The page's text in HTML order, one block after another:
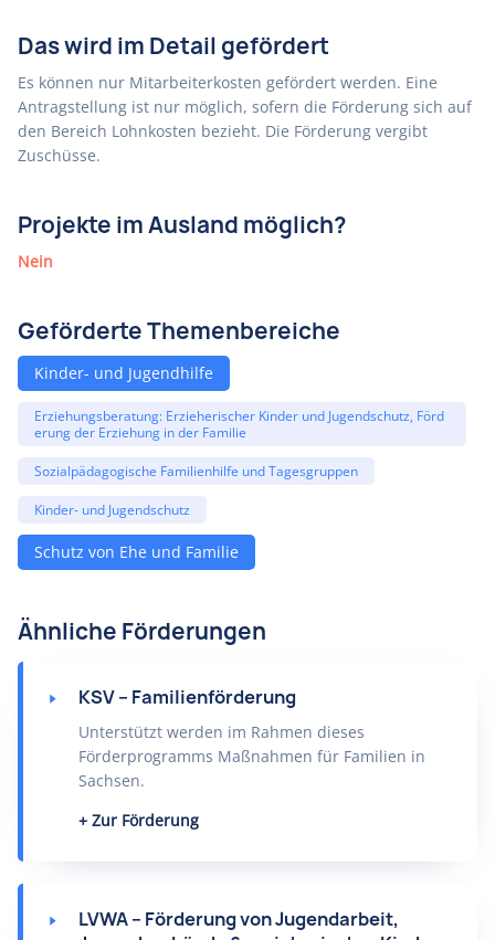
Das wird im Detail gefördert
Es können nur Mitarbeiterkosten gefördert werden. Eine
Antragstellung ist nur möglich, sofern die Förderung sich auf
den Bereich Lohnkosten bezieht. Die Förderung vergibt
Zuschüsse.
Projekte im Ausland möglich?
Nein
Geförderte Themenbereiche
Kinder- und Jugendhilfe
Erziehungsberatung: Erzieherischer Kinder und Jugendschutz, Förd
erung der Erziehung in der Familie
Sozialpädagogische Familienhilfe und Tagesgruppen
Kinder- und Jugendschutz
Schutz von Ehe und Familie
Ähnliche Förderungen
KSV – Familienförderung
Unterstützt werden im Rahmen dieses
Förderprogramms Maßnahmen für Familien in
Sachsen.
Zur Förderung
LVWA – Förderung von Jugendarbeit,